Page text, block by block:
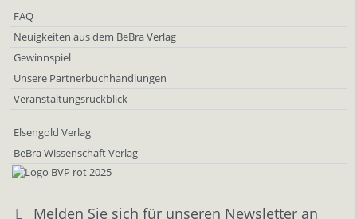
FAQ
Neuigkeiten aus dem BeBra Verlag
Gewinnspiel
Unsere Partnerbuchhandlungen
Veranstaltungsrückblick
Elsengold Verlag
BeBra Wissenschaft Verlag
Melden Sie sich für unseren Newsletter an